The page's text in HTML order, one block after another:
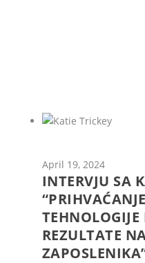
April 19, 2024
INTERVJU SA
REZULTATE